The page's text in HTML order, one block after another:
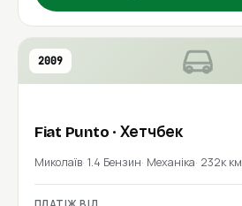
2009
Fiat Punto · Хетчбек
Миколаїв 1.4 Бензин Механіка 232к км